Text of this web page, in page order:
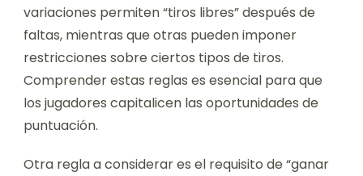
variaciones permiten “tiros libres” después de
faltas, mientras que otras pueden imponer
restricciones sobre ciertos tipos de tiros.
Comprender estas reglas es esencial para que
los jugadores capitalicen las oportunidades de
puntuación.
Otra regla a considerar es el requisito de “ganar